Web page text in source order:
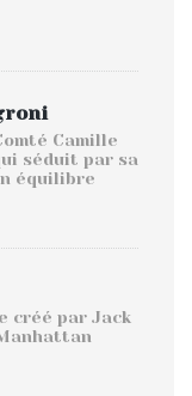
Camille
séduit par sa
équilibre
créé par Jack